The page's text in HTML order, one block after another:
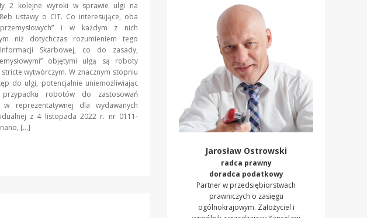
2 kolejne wyroki w sprawie ulgi na
ustawy o CIT. Co interesujące, oba
i w każdym z nich
niż dotychczas rozumieniem tego
Skarbowej, co do zasady,
objętymi ulgą są roboty
wytwórczym. W znacznym stopniu
do ulgi, potencjalnie uniemożliwiając
robotów do zastosowań
w reprezentatywnej dla wydawanych
z 4 listopada 2022 r. nr 0111-
[…]
Jarosław Ostrowski
radca prawny
doradca podatkowy
Partner w przedsiębiorstwach
prawniczych o zasięgu
ogólnokrajowym. Założyciel i